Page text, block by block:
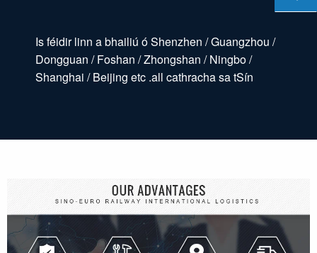
Is féidir linn a bhailiú ó Shenzhen / Guangzhou /
Dongguan / Foshan / Zhongshan / Ningbo /
Shanghai / Beijing etc .all cathracha sa tSín